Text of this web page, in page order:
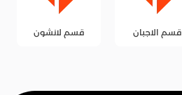
قسم الاجبان قسم لانشون